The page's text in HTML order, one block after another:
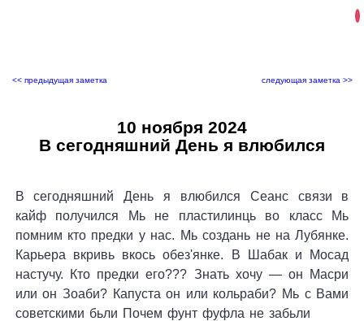
<< предыдущая заметка следующая заметка >>
10 ноября 2024
В сегодняшний День я влюбился
В сегодняшний День я влюбился Сеанс связи в
кайф получился Мь не пластилинць во класс Мь
помним кто предки у нас. Мь создань не на Лубянке.
Карьера вкривь вкось обез'янке. В Шабак и Мосад
настучу. Кто предки его??? Знать хочу — он Масри
или он Зоаби? Капуста он или кольраби? Мь с Вами
советскими бьли Почем фунт фуфла не забьли